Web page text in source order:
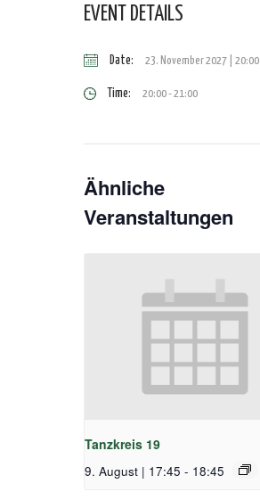
EVENT DETAILS
Date: 23. November 2027 | 20:00
Time: 20:00 - 21:00
Ähnliche
Veranstaltungen
Tanzkreis 19
9. August | 17:45 - 18:45